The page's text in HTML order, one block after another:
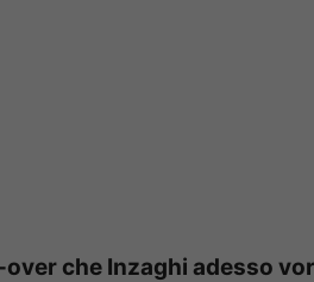
che Inzaghi adesso